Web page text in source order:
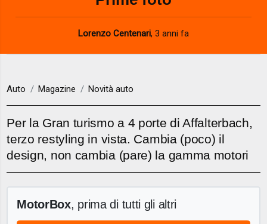
Lorenzo Centenari, 3 anni fa
Auto Magazine Novità auto
Per la Gran turismo a 4 porte di Affalterbach,
terzo restyling in vista. Cambia (poco) il
design, non cambia (pare) la gamma motori
MotorBox, prima di tutti gli altri